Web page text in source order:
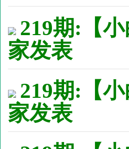
219期:【
家发表
219期:【
家发表